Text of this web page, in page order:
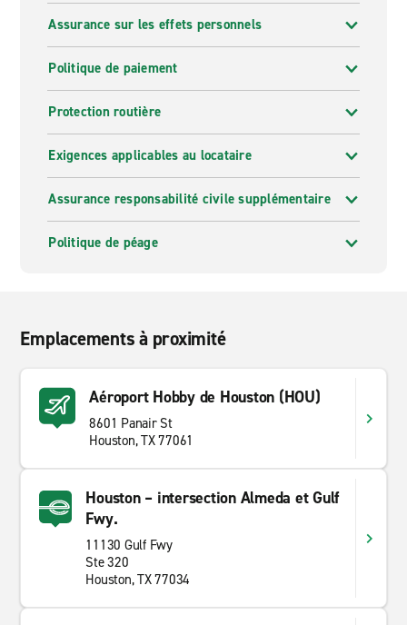
Assurance sur les effets personnels
Politique de paiement
Protection routière
Exigences applicables au locataire
Assurance responsabilité civile supplémentaire
Politique de péage
Emplacements à proximité
Aéroport Hobby de Houston (HOU)
8601 Panair St
Houston, TX 77061
Houston – intersection Almeda et Gulf
Fwy.
11130 Gulf Fwy
Ste 320
Houston, TX 77034